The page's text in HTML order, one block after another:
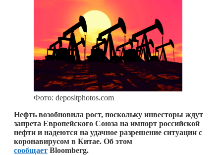
Фото: depositphotos.com
Нефть возобновила рост, поскольку инвесторы ждут
запрета Европейского Союза на импорт российской
нефти и надеются на удачное разрешение ситуации с
коронавирусом в Китае. Об этом
сообщает Bloomberg.